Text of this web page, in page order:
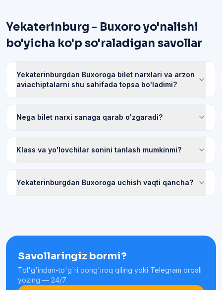
Yekaterinburg - Buxoro yo'nalishi
bo'yicha ko'p so'raladigan savollar
Yekaterinburgdan Buxoroga bilet narxlari va arzon
aviachiptalarni shu sahifada topsa bo'ladimi?
Nega bilet narxi sanaga qarab o'zgaradi?
Klass va yo'lovchilar sonini tanlash mumkinmi?
Yekaterinburgdan Buxoroga uchish vaqti qancha?
Savollaringiz bormi?
Tol'g'indan-to'g'ri qong'iroq qiling yoki Telegram orqali
yozing — 24/7.